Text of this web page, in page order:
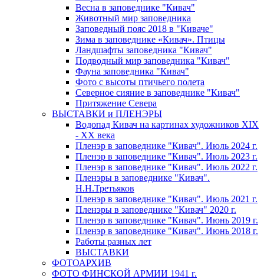
Весна в заповеднике "Кивач"
Животный мир заповедника
Заповедный пояс 2018 в "Киваче"
Зима в заповеднике «Кивач». Птицы
Ландшафты заповедника "Кивач"
Подводный мир заповедника "Кивач"
Фауна заповедника "Кивач"
Фото с высоты птичьего полета
Северное сияние в заповеднике "Кивач"
Притяжение Севера
ВЫСТАВКИ и ПЛЕНЭРЫ
Водопад Кивач на картинах художников XIX
- XX века
Пленэр в заповеднике "Кивач". Июль 2024 г.
Пленэр в заповеднике "Кивач". Июль 2023 г.
Пленэр в заповеднике "Кивач". Июль 2022 г.
Пленэры в заповеднике "Кивач".
Н.Н.Третьяков
Пленэр в заповеднике "Кивач". Июль 2021 г.
Пленэры в заповеднике "Кивач" 2020 г.
Пленэр в заповеднике "Кивач". Июнь 2019 г.
Пленэр в заповеднике "Кивач". Июнь 2018 г.
Работы разных лет
ВЫСТАВКИ
ФОТОАРХИВ
ФОТО ФИНСКОЙ АРМИИ 1941 г.